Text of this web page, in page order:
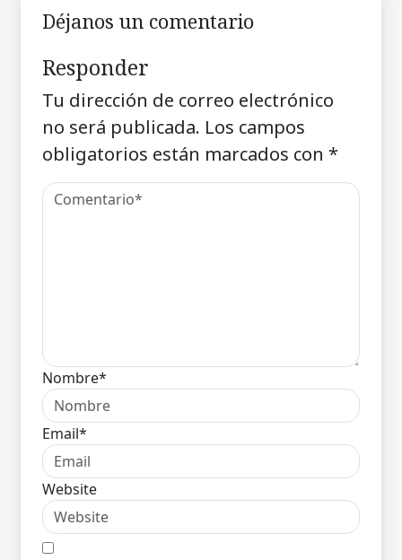
Déjanos un comentario
Responder
Tu dirección de correo electrónico
no será publicada. Los campos
obligatorios están marcados con *
Nombre*
Email*
Website